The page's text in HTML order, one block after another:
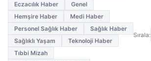
Eczacılık Haber
Genel
Hemşire Haber
Medi Haber
Personel Sağlık Haber
Sağlık Haber
Sağlıklı Yaşam
Teknoloji Haber
Tıbbi Mizah
Sırala: